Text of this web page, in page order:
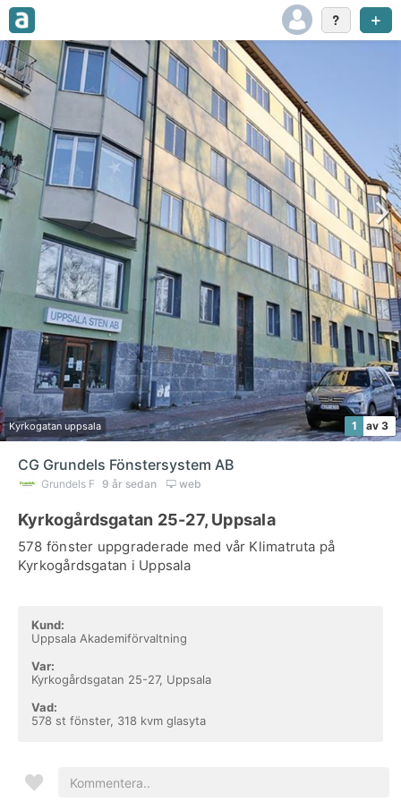
Kyrkogatan uppsala 1 av 3
CG Grundels Fönstersystem AB
Grundels F 9 år sedan web
Kyrkogårdsgatan 25-27, Uppsala
578 fönster uppgraderade med vår Klimatruta på
Kyrkogårdsgatan i Uppsala
Kund:
Uppsala Akademiförvaltning
Var:
Kyrkogårdsgatan 25-27, Uppsala
Vad:
578 st fönster, 318 kvm glasyta